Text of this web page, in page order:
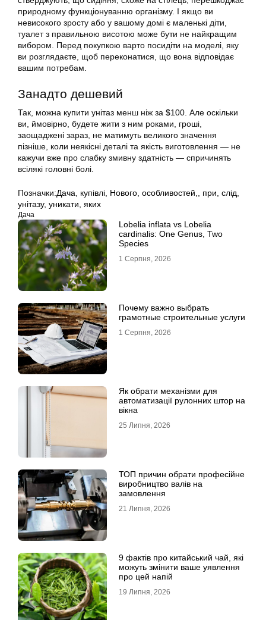
природному функціонуванню організму. І якщо ви
невисокого зросту або у вашому домі є маленькі діти,
туалет з правильною висотою може бути не найкращим
вибором. Перед покупкою варто посидіти на моделі, яку
ви розглядаєте, щоб переконатися, що вона відповідає
вашим потребам.
Занадто дешевий
Так, можна купити унітаз менш ніж за $100. Але оскільки
ви, ймовірно, будете жити з ним роками, гроші,
заощаджені зараз, не матимуть великого значення
пізніше, коли неякісні деталі та якість виготовлення — не
кажучи вже про слабку змивну здатність — спричинять
всілякі головні болі.
Позначки:Дача, купівлі, Нового, особливостей,, при, слід,
унітазу, уникати, яких
Дача
Lobelia inflata vs Lobelia
cardinalis: One Genus, Two
Species
1 Серпня, 2026
Почему важно выбрать
грамотные строительные услуги
1 Серпня, 2026
Як обрати механізми для
автоматизації рулонних штор на
вікна
25 Липня, 2026
ТОП причин обрати професійне
виробництво валів на
замовлення
21 Липня, 2026
9 фактів про китайський чай, які
можуть змінити ваше уявлення
про цей напій
19 Липня, 2026